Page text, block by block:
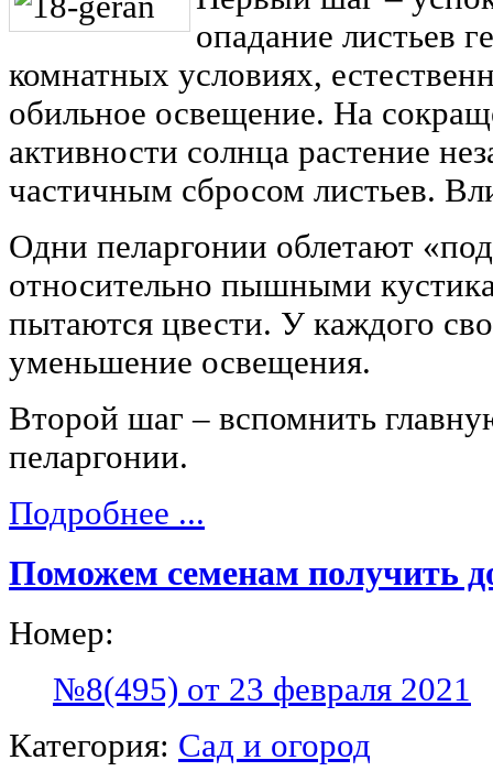
опадание листьев
комнатных условиях,
обильное освещение. На
активности солнца растение
частичным сбросом листьев.
Одни пеларгонии облетают
относительно пышными
пытаются цвести. У каждого
уменьшение освещения.
Второй шаг – вспомнить
пеларгонии.
Подробнее ...
Поможем семенам получить
Номер:
№8(495) от 23 февраля 2021
Категория: Сад и огород